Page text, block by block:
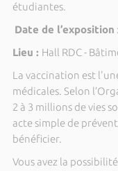
étudiantes.
Date de l’exposition
Lieu : Hall RDC -
La vaccination est
médicales. Selon
2 à 3 millions de vies
acte simple de
bénéficier.
Vous avez la